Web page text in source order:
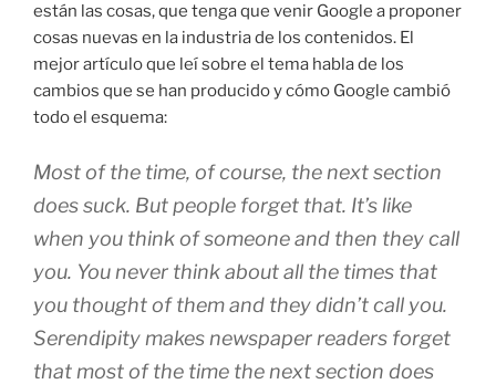
están las cosas, que tenga que venir Google a proponer
cosas nuevas en la industria de los contenidos. El
mejor artículo que leí sobre el tema habla de los
cambios que se han producido y cómo Google cambió
todo el esquema:
Most of the time, of course, the next section
does suck. But people forget that. It’s like
when you think of someone and then they call
you. You never think about all the times that
you thought of them and they didn’t call you.
Serendipity makes newspaper readers forget
that most of the time the next section does